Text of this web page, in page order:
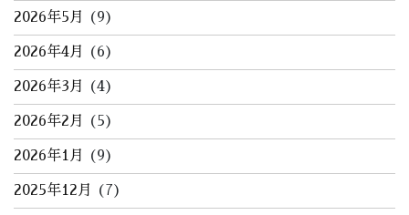
2026年5月 (9)
2026年4月 (6)
2026年3月 (4)
2026年2月 (5)
2026年1月 (9)
2025年12月 (7)